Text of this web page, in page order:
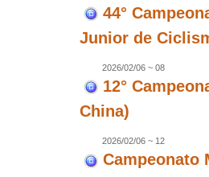
44°
Junior de
2026/02/06 ~ 08
12°
China)
2026/02/06 ~ 12
Campeonato